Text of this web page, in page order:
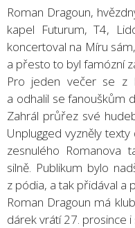
Roman Dragoun,
kapel Futurum, T4,
koncertoval na Míru
a přesto to byl famózní
Pro jeden večer se z
a odhalil se fanouškům
Zahrál průřez své
Unplugged vyzněly
zesnulého Romanova
silně. Publikum bylo
z pódia, a tak přidával a
Roman Dragoun má
dárek vrátí 27. prosince i